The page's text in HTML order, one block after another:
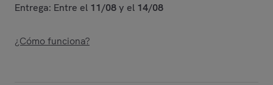
Entrega: Entre el 11/08y el 14/08
¿Cómo funciona?